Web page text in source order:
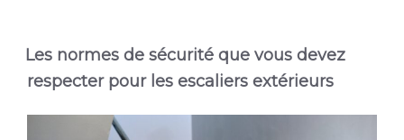
Les normes de sécurité que vous devez
respecter pour les escaliers extérieurs